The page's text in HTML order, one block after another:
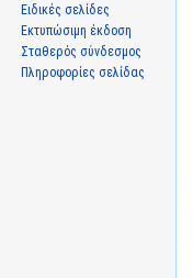
Ειδικές σελίδες
Εκτυπώσιμη έκδοση
Σταθερός σύνδεσμος
Πληροφορίες σελίδας